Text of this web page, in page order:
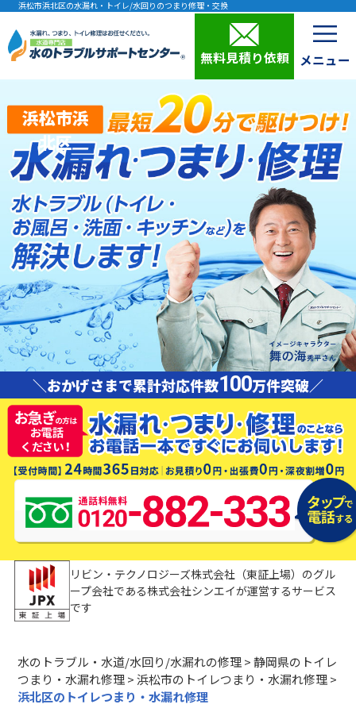
浜松市浜北区の水漏れ・トイレ/水回りのつまり修理・交換
無料見積り依頼
浜松市浜
北区
＼おかげさまで累計対応件数100万件突破／
リビン・テクノロジーズ株式会社（東証上場）のグル
ープ会社である株式会社シンエイが運営するサービス
です
水のトラブル・水道/水回り/水漏れの修理>静岡県のトイレ
つまり・水漏れ修理>浜松市のトイレつまり・水漏れ修理>
浜北区のトイレつまり・水漏れ修理